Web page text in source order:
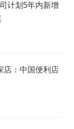
计划5年内新增
店：中国便利店